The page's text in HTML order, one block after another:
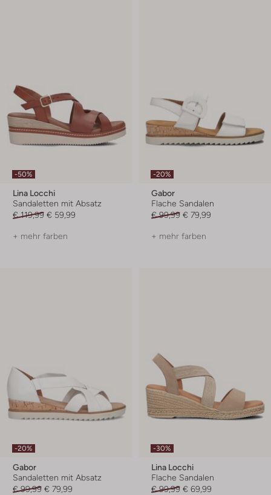
-50%
Lina Locchi
Sandaletten mit Absatz
€ 119,99 € 59,99
+ mehr farben
-20%
Gabor
Flache Sandalen
€ 99,99 € 79,99
+ mehr farben
-20%
Gabor
Sandaletten mit Absatz
€ 99,99 € 79,99
-30%
Lina Locchi
Flache Sandalen
€ 99,99 € 69,99